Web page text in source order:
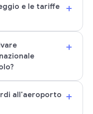
e le tariffe
+
+
all'aeroporto +